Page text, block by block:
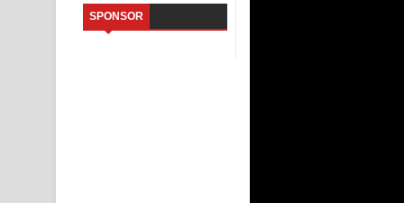
Sandata Duka Hithila Song Lyrics - සඳට දුක හිතිලා
SPONSOR